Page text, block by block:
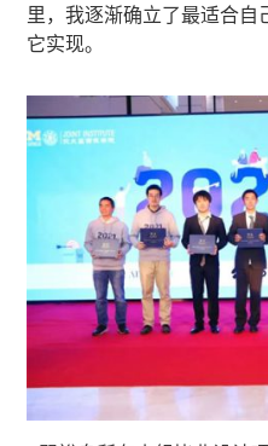
里，我逐渐确立了最适合
它实现。